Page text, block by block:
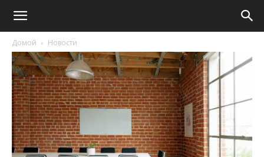
Домой Новости